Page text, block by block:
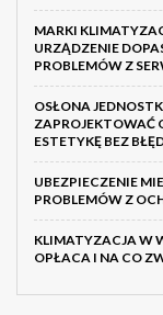
MARKI
URZĄDZENIE
PROBLEMÓW Z
OSŁONA
ZAPROJEKTOWAĆ
ESTETYKĘ BEZ
UBEZPIECZENIE
PROBLEMÓW Z
KLIMATYZACJA W
OPŁACA I NA CO